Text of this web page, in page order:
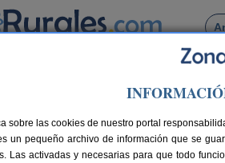
Busca por pueblo
> Albergue Turístico
Otardi Landa
/ Asteasu (Guipúzcoa)
sobre las cookies de nuestro portal
un pequeño archivo de información que se
Las activadas y necesarias para que todo